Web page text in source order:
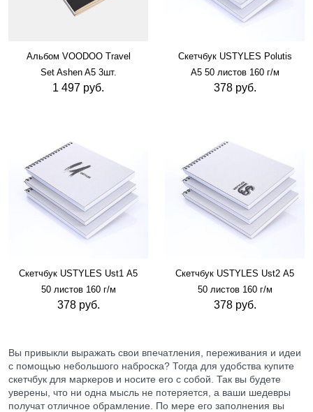
Альбом VOODOO Travel
Set Ashen A5 3шт.
1 497 руб.
Скетчбук USTYLES Polutis
А5 50 листов 160 г/м
378 руб.
Скетчбук USTYLES Ust1 А5
50 листов 160 г/м
378 руб.
Скетчбук USTYLES Ust2 А5
50 листов 160 г/м
378 руб.
Вы привыкли выражать свои впечатления, переживания и идеи
с помощью небольшого наброска? Тогда для удобства купите
скетчбук для маркеров и носите его с собой. Так вы будете
уверены, что ни одна мысль не потеряется, а ваши шедевры
получат отличное обрамление. По мере его заполнения вы